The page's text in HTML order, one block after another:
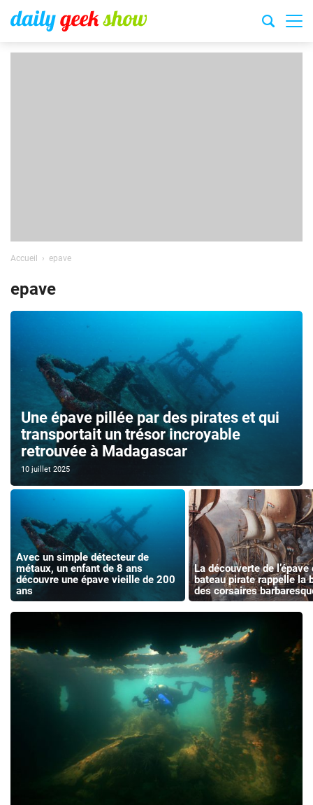
Accueil epave
epave
Une épave pillée par des pirates et qui
transportait un trésor incroyable
retrouvée à Madagascar
10 juillet 2025
Avec un simple détecteur de
métaux, un enfant de 8 ans
découvre une épave vieille de 200
ans
La découverte de l’épave
bateau pirate rappelle la
des corsaires